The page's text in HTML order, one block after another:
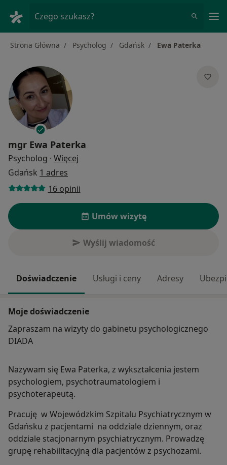
Czego szukasz?
Strona Główna Psycholog Gdańsk Ewa Paterka
mgr Ewa Paterka
Psycholog · Więcej
Gdańsk 1 adres
16 opinii
Umów wizytę
Wyślij wiadomość
Doświadczenie Usługi i ceny Adresy
Moje doświadczenie
Zapraszam na wizyty do gabinetu psychologicznego
DIADA
Nazywam się Ewa Paterka, z wykształcenia jestem
psychologiem, psychotraumatologiem i
psychoterapeutą.
Pracuję w Wojewódzkim Szpitalu Psychiatrycznym w
Gdańsku z pacjentami na oddziale dziennym, oraz
oddziale stacjonarnym psychiatrycznym. Prowadzę
grupę rehabilitacyjną dla pacjentów z psychozami.